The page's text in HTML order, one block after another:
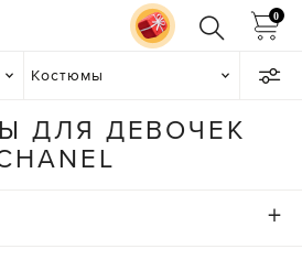
0
Костюмы
ДЛЯ ДЕВОЧЕК